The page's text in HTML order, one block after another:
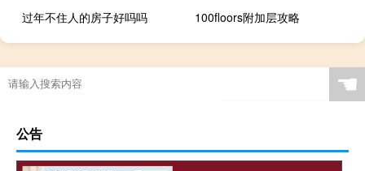
过年不住人的房子好吗吗
100floors附加层攻略
☚
公告